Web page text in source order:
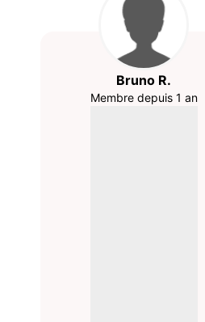
Bruno R.
Membre depuis 1 an